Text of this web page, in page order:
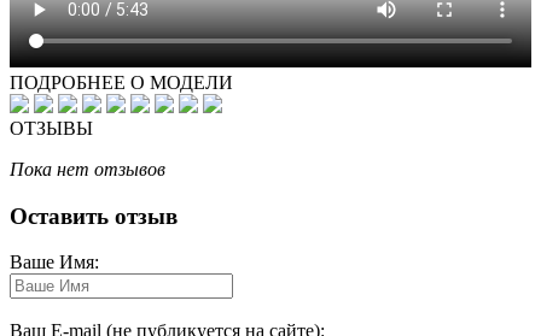
ПОДРОБНЕЕ О МОДЕЛИ
ОТЗЫВЫ
Пока нет отзывов
Оставить отзыв
Ваше Имя:
Ваш E-mail (не публикуется на сайте):